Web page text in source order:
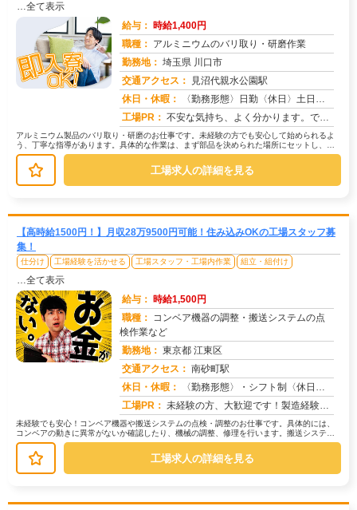
…全て表示
給与： 時給1,400円
職種： アルミニウムのバリ取り・研磨作業
勤務地： 埼玉県 川口市
交通アクセス：
見沼代親水公園駅
休日・休暇：
〈勤務形態〉日勤〈休日〉土日★ＧＷ★夏季休暇★冬季休暇★年末年始
工場PR： 不安な気持ち、よく分かります。でも大丈夫！株式会社京栄センターでは、未経験者の方を多数歓迎しています。→経験・スキ...
アルミニウム製品のバリ取り・研磨のお仕事です。未経験の方でも安心して始められるよ
う、丁寧な指導があります。具体的な作業は、まず部品を決められた場所にセットし、機
械を使ってバリを取り除きます。次に...
工場求人の詳細を見る
【高時給1500円！】月収28万9500円可能！住み込みOKの工場スタッフ募
集！
仕分け 工場経験を活かせる 工場スタッフ・工場内作業 組立・組付け
…全て表示
給与： 時給1,500円
職種： コンベア機器の調整・搬送システムの点
検作業など
勤務地： 東京都 江東区
交通アクセス： 南砂町駅
休日・休暇：
〈勤務形態〉・シフト制〈休日〉・5勤2休・3勤1休★ＧＷ★夏季休暇★冬季休暇★年末年始
工場PR： 未経験の方、大歓迎です！製造経験や特別な資格は一切不要です。先輩スタッフが丁寧に指導しますので、安心してスタートで...
未経験でも安心！コンベア機器や搬送システムの点検・調整のお仕事です。具体的には、
コンベアの動きに異常がないか確認したり、機械の調整、修理を行います。搬送システム
の点検や保守作業もお願いします。難...
工場求人の詳細を見る